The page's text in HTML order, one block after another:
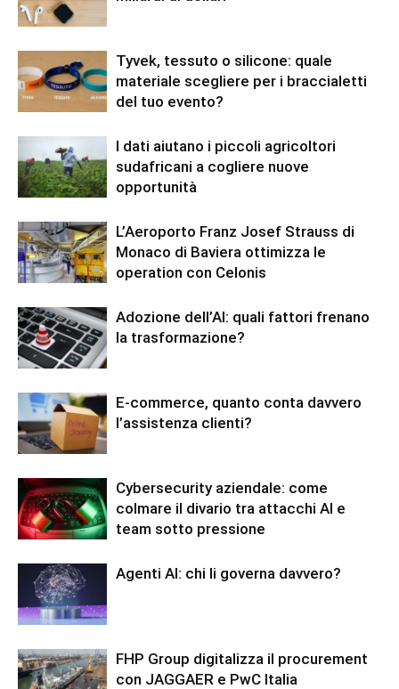
Tyvek, tessuto o silicone: quale
materiale scegliere per i braccialetti
del tuo evento?
I dati aiutano i piccoli agricoltori
sudafricani a cogliere nuove
opportunità
L’Aeroporto Franz Josef Strauss di
Monaco di Baviera ottimizza le
operation con Celonis
Adozione dell’AI: quali fattori frenano
la trasformazione?
E-commerce, quanto conta davvero
l’assistenza clienti?
Cybersecurity aziendale: come
colmare il divario tra attacchi AI e
team sotto pressione
Agenti AI: chi li governa davvero?
FHP Group digitalizza il procurement
con JAGGAER e PwC Italia